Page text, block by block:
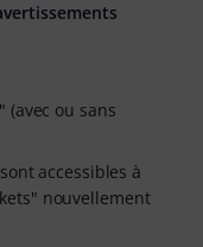
(avec ou sans
accessibles à
nouvellement